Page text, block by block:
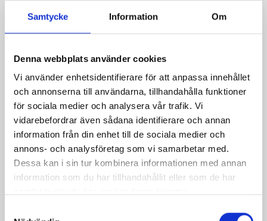
Samtycke Information Om
Denna webbplats använder cookies
Vi använder enhetsidentifierare för att anpassa innehållet
och annonserna till användarna, tillhandahålla funktioner
för sociala medier och analysera vår trafik. Vi
vidarebefordrar även sådana identifierare och annan
information från din enhet till de sociala medier och
annons- och analysföretag som vi samarbetar med.
Dessa kan i sin tur kombinera informationen med annan
information som du har tillhandahållit eller som de har
Jordgubbsfil 2,7%
1000g
Filmjölk laktosfri
3% 1000g